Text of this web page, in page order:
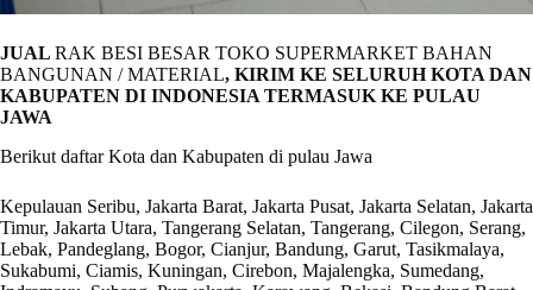
JUAL RAK BESI BESAR TOKO SUPERMARKET BAHAN
BANGUNAN / MATERIAL, KIRIM KE SELURUH KOTA DAN
KABUPATEN DI INDONESIA TERMASUK KE PULAU
JAWA
Berikut daftar Kota dan Kabupaten di pulau Jawa
Kepulauan Seribu, Jakarta Barat, Jakarta Pusat, Jakarta Selatan, Jakarta
Timur, Jakarta Utara, Tangerang Selatan, Tangerang, Cilegon, Serang,
Lebak, Pandeglang, Bogor, Cianjur, Bandung, Garut, Tasikmalaya,
Sukabumi, Ciamis, Kuningan, Cirebon, Majalengka, Sumedang,